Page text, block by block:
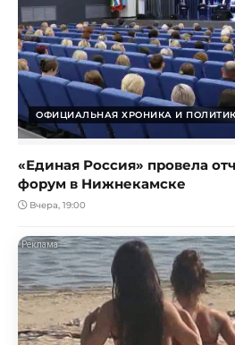
ОФИЦИАЛЬНАЯ ХРОНИКА И
«Единая Россия» провела
форум в Нижнекамске
Вчера, 19:00